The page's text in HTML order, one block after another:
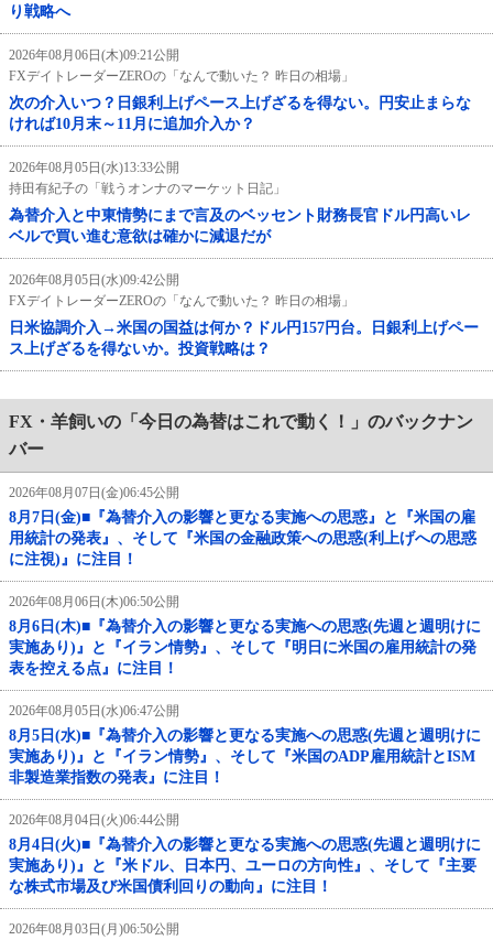
り戦略へ
2026年08月06日(木)09:21公開
FXデイトレーダーZEROの「なんで動いた？ 昨日の相場」
次の介入いつ？日銀利上げペース上げざるを得ない。円安止まらな
ければ10月末～11月に追加介入か？
2026年08月05日(水)13:33公開
持田有紀子の「戦うオンナのマーケット日記」
為替介入と中東情勢にまで言及のベッセント財務長官ドル円高いレ
ベルで買い進む意欲は確かに減退だが
2026年08月05日(水)09:42公開
FXデイトレーダーZEROの「なんで動いた？ 昨日の相場」
日米協調介入→米国の国益は何か？ドル円157円台。日銀利上げペー
ス上げざるを得ないか。投資戦略は？
FX・羊飼いの「今日の為替はこれで動く！」のバックナン
バー
2026年08月07日(金)06:45公開
8月7日(金)■『為替介入の影響と更なる実施への思惑』と『米国の雇
用統計の発表』、そして『米国の金融政策への思惑(利上げへの思惑
に注視)』に注目！
2026年08月06日(木)06:50公開
8月6日(木)■『為替介入の影響と更なる実施への思惑(先週と週明けに
実施あり)』と『イラン情勢』、そして『明日に米国の雇用統計の発
表を控える点』に注目！
2026年08月05日(水)06:47公開
8月5日(水)■『為替介入の影響と更なる実施への思惑(先週と週明けに
実施あり)』と『イラン情勢』、そして『米国のADP雇用統計とISM
非製造業指数の発表』に注目！
2026年08月04日(火)06:44公開
8月4日(火)■『為替介入の影響と更なる実施への思惑(先週と週明けに
実施あり)』と『米ドル、日本円、ユーロの方向性』、そして『主要
な株式市場及び米国債利回りの動向』に注目！
2026年08月03日(月)06:50公開